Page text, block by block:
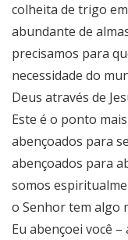
colheita de trigo
abundante de
precisamos para
necessidade do
Deus através de
Este é o ponto
abençoados para
abençoados para
somos
o Senhor tem algo
Eu abençoei você